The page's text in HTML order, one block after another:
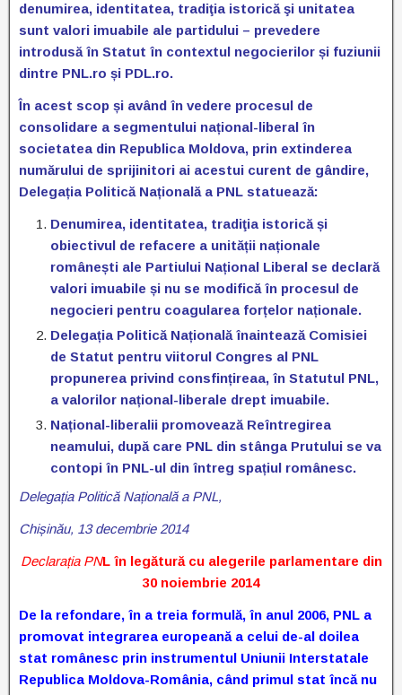
denumirea, identitatea, tradiţia istorică şi unitatea
sunt valori imuabile ale partidului – prevedere
introdusă în Statut în contextul negocierilor și fuziunii
dintre PNL.ro și PDL.ro.
În acest scop și având în vedere procesul de
consolidare a segmentului național-liberal în
societatea din Republica Moldova, prin extinderea
numărului de sprijinitori ai acestui curent de gândire,
Delegația Politică Națională a PNL statuează:
Denumirea, identitatea, tradiţia istorică și
obiectivul de refacere a unității naționale
românești ale Partiului Național Liberal se declară
valori imuabile și nu se modifică în procesul de
negocieri pentru coagularea forțelor naționale.
Delegația Politică Națională înaintează Comisiei
de Statut pentru viitorul Congres al PNL
propunerea privind consfințireaa, în Statutul PNL,
a valorilor național-liberale drept imuabile.
Național-liberalii promovează Reîntregirea
neamului, după care PNL din stânga Prutului se va
contopi în PNL-ul din întreg spațiul românesc.
Delegația Politică Națională a PNL,
Chișinău, 13 decembrie 2014
Declarația PNL în legătură cu alegerile parlamentare din
30 noiembrie 2014
De la refondare, în a treia formulă, în anul 2006, PNL a
promovat integrarea europeană a celui de-al doilea
stat românesc prin instrumentul Uniunii Interstatale
Republica Moldova-România, când primul stat încă nu